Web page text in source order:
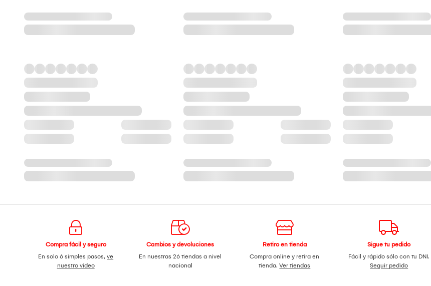
Compra fácil y seguro
En solo 6 simples pasos,ve
nuestro video
Cambios y devoluciones
En nuestras 26 tiendas a nivel
nacional
Retiro en tienda
Compra online y retira en
tienda.Ver tiendas
Sigue tu pedido
Fácil y rápido sólo con tu DNI.
Seguir pedido